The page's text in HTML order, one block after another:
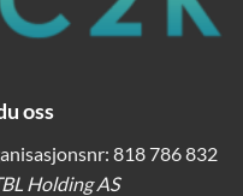
oss
818 786 832
Holding AS